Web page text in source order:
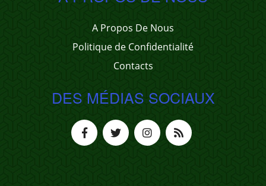
A Propos De Nous
Politique de Confidentialité
Contacts
DES MÉDIAS SOCIAUX